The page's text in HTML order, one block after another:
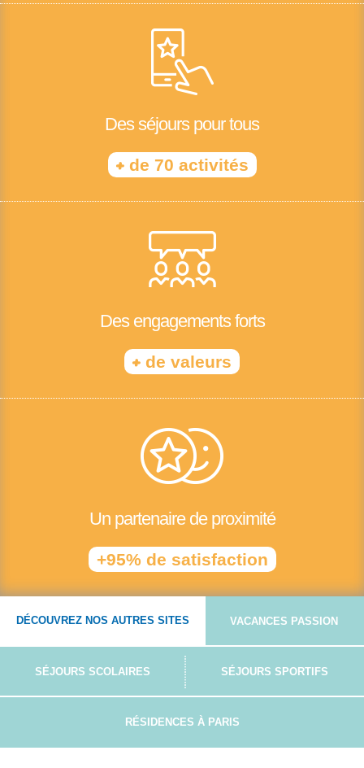
Des séjours pour tous
+de 70 activités
Des engagements forts
+ de valeurs
Un partenaire de proximité
+95% de satisfaction
DÉCOUVREZ NOS AUTRES SITES VACANCES PASSION
SÉJOURS SCOLAIRES SÉJOURS SPORTIFS
RÉSIDENCES À PARIS